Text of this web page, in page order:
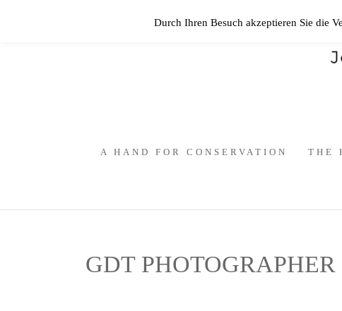
A HAND FOR CONSERVATION THE
GDT
Durch Ihren Besuch akzeptieren Sie die